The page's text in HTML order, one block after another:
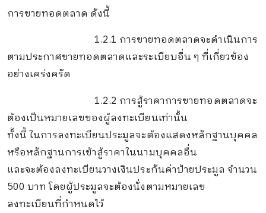
การขายทอดตลาด ดังนี้
1.2.1 การขายทอดตลาดจะดำเนินการ
ตามประกาศขายทอดตลาดและระเบียบอื่น ๆ ที่เกี่ยวข้อง
อย่างเคร่งครัด
1.2.2 การสู้ราคาการขายทอดตลาดจะ
ต้องเป็นหมายเลขของผู้ลงทะเบียนเท่านั้น
ทั้งนี้ ในการลงทะเบียนประมูลจะต้องแสดงหลักฐานบุคคล
หรือหลักฐานการเข้าสู้ราคาในนามบุคคลอื่น
และจะต้องลงทะเบียนวางเงินประกันค่าป้ายประมูล จำนวน
500 บาท โดยผู้ประมูลจะต้องนั่งตามหมายเลข
ลงทะเบียนที่กำหนดไว้